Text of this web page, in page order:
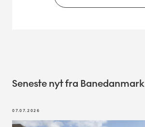
Seneste nyt fra Banedanmark
07.07.2026